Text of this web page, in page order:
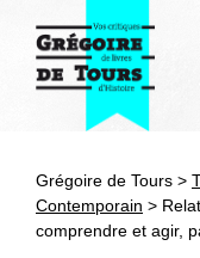
Grégoire de Tours >
Contemporain >
comprendre et agir,